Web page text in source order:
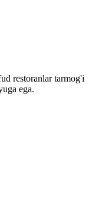
restoranlar tarmog'i
ega.